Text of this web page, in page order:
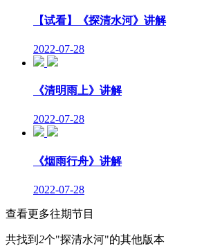
【试看】《探清水河》讲解
2022-07-28
《清明雨上》讲解
2022-07-28
《烟雨行舟》讲解
2022-07-28
查看更多往期节目
共找到 2个"探清水河"的其他版本